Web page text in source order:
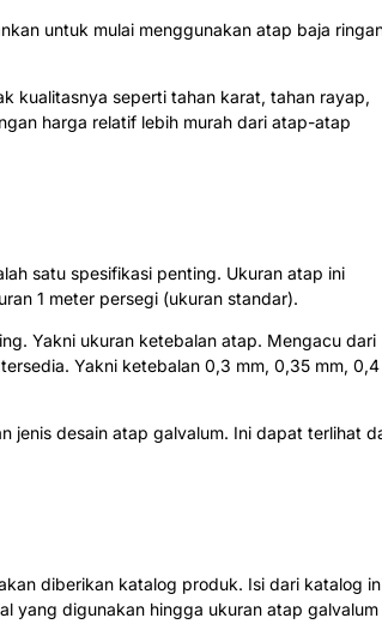
untuk mulai menggunakan atap baja
kualitasnya seperti tahan karat, tahan rayap,
harga relatif lebih murah dari atap-atap
satu spesifikasi penting. Ukuran atap ini
1 meter persegi (ukuran standar).
Yakni ukuran ketebalan atap. Mengacu dari
Yakni ketebalan 0,3 mm, 0,35 mm, 0,4
jenis desain atap galvalum. Ini dapat terlihat
diberikan katalog produk. Isi dari katalog
yang digunakan hingga ukuran atap